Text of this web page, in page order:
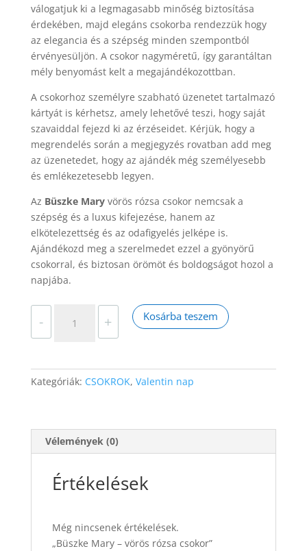
válogatjuk ki a legmagasabb minőség biztosítása
érdekében, majd elegáns csokorba rendezzük hogy
az elegancia és a szépség minden szempontból
érvényesüljön. A csokor nagyméretű, így garantáltan
mély benyomást kelt a megajándékozottban.
A csokorhoz személyre szabható üzenetet tartalmazó
kártyát is kérhetsz, amely lehetővé teszi, hogy saját
szavaiddal fejezd ki az érzéseidet. Kérjük, hogy a
megrendelés során a megjegyzés rovatban add meg
az üzenetedet, hogy az ajándék még személyesebb
és emlékezetesebb legyen.
Az Büszke Maryvörös rózsa csokor nemcsak a
szépség és a luxus kifejezése, hanem az
elkötelezettség és az odafigyelés jelképe is.
Ajándékozd meg a szerelmedet ezzel a gyönyörű
csokorral, és biztosan örömöt és boldogságot hozol a
napjába.
-
Mary
csokor
+ Kosárba teszem
Kategóriák: CSOKROK, Valentin nap
Vélemények (0)
Értékelések
Még nincsenek értékelések.
„Büszke Mary – vörös rózsa csokor”